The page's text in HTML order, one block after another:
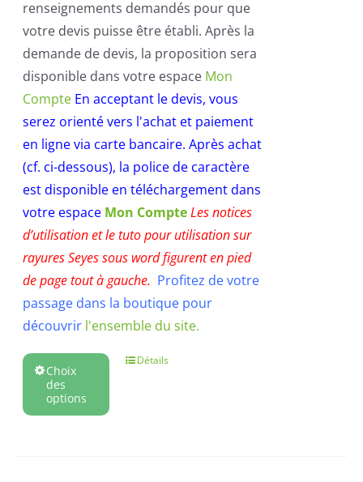
renseignements demandés pour que
votre devis puisse être établi. Après la
demande de devis, la proposition sera
disponible dans votre espace Mon
Compte En acceptant le devis, vous
serez orienté vers l'achat et paiement
en ligne via carte bancaire. Après achat
(cf. ci-dessous), la police de caractère
est disponible en téléchargement dans
votre espace Mon CompteLes notices
d’utilisation et le tuto pour utilisation sur
rayures Seyes sous word figurent en pied
de page tout à gauche. Profitez de votre
passage dans la boutique pour
découvrir l'ensemble du site.
Choix
des
options
Détails